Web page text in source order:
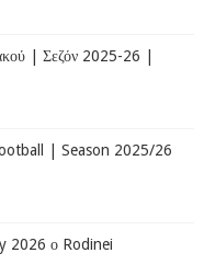
| Σεζόν 2025-26 |
| Season 2025/26
2026 ο Rodinei